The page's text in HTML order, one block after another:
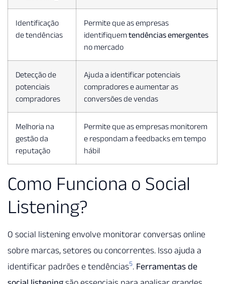
Identificação
de tendências
Permite que as empresas
identifiquem tendências emergentes
no mercado
Detecção de
potenciais
compradores
Ajuda a identificar potenciais
compradores e aumentar as
conversões de vendas
Melhoria na
gestão da
reputação
Permite que as empresas monitorem
e respondam a feedbacks em tempo
hábil
Como Funciona o Social
Listening?
O social listening envolve monitorar conversas online
sobre marcas, setores ou concorrentes. Isso ajuda a
identificar padrões e tendências5. Ferramentas de